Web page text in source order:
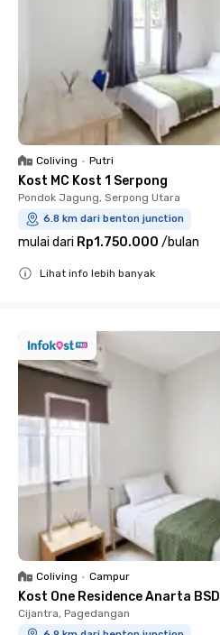
Coliving • Putri
Kost MC Kost 1 Serpong
Pondok Jagung, Serpong Utara
6.8 km dari benton junction
mulai dari Rp1.750.000 /bulan
Lihat info lebih banyak
Coliving • Campur
Kost One Residence Anarta BSD
Cijantra, Pagedangan